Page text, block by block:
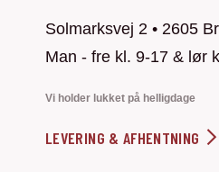
Solmarksvej 2 • 2605
Man - fre kl. 9-17 & lør
Vi holder lukket på helligdage
LEVERING & AFHENTNING